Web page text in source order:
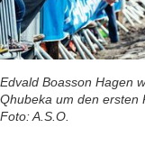
Edvald Boasson Hagen
Qhubeka um den ersten
Foto: A.S.O.